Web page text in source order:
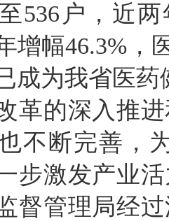
536户，近
增幅46.3%，
成为我省医
的深入推进
不断完善，
步激发产业
督管理局经